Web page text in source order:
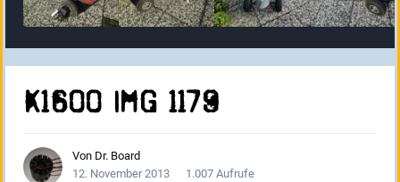
K1600 IMG 1179
Von Dr. Board
12. November 2013
1.007 Aufrufe